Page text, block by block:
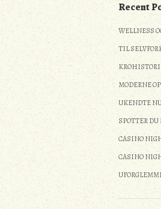
Recent
WELLNESS
TIL
MODERNE
UKENDTE
SPOTTER DU
CASINO
CASINO